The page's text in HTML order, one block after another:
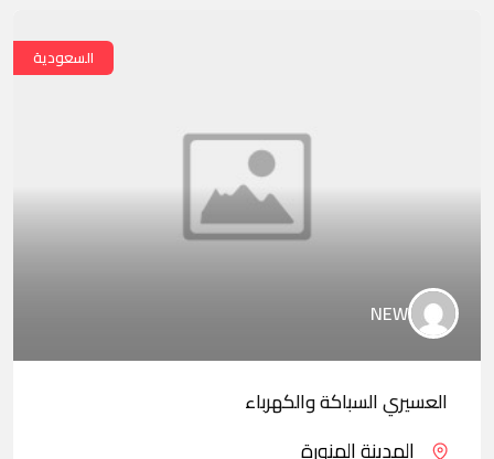
السعودية
NEW
العسيري السباكة والكهرباء
المدينة المنورة